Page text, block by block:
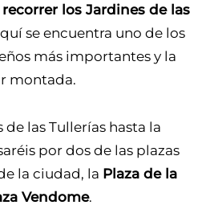
recorrer los Jardines de las
se encuentra uno de los
más importantes y la
montada.
de las Tullerías hasta la
por dos de las plazas
la ciudad, la Plaza de la
Vendome.